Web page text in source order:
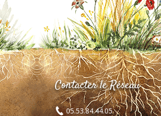
Contacter le Réseau
05.53.84.44.05